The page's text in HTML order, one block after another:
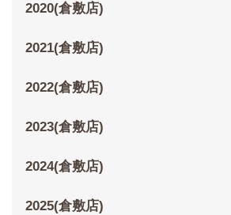
2020(倉敷店)
2021(倉敷店)
2022(倉敷店)
2023(倉敷店)
2024(倉敷店)
2025(倉敷店)